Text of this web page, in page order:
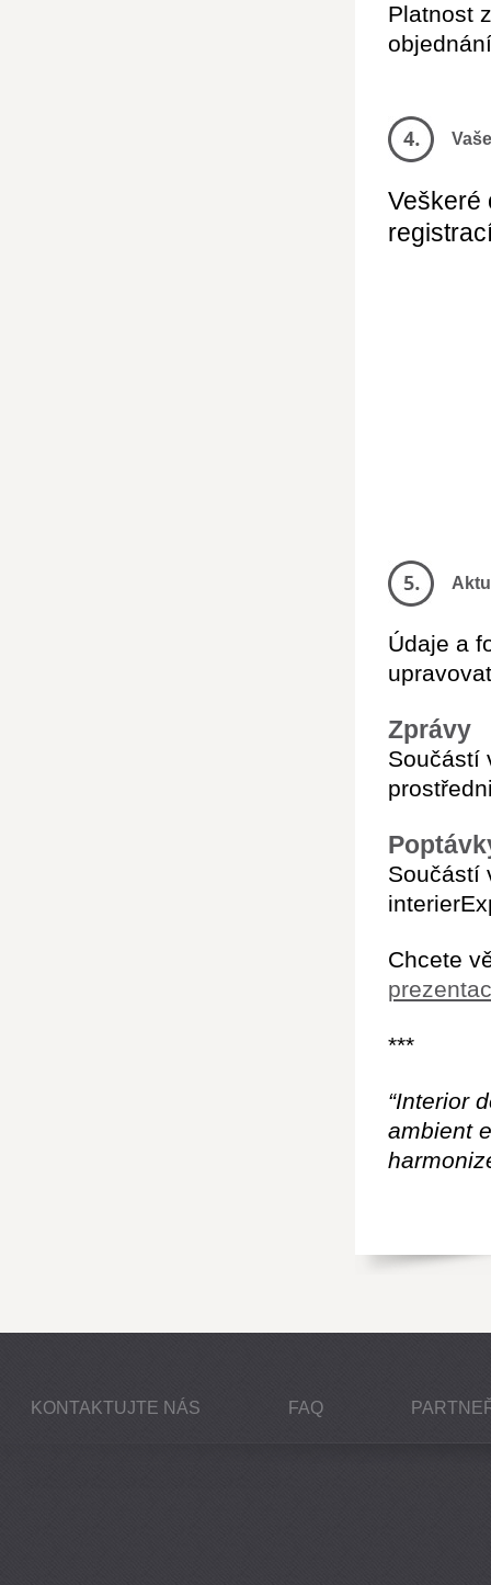
Platnost
Veškeré
Údaje a
Zprávy
Součástí
Součástí
Chcete
***
“Interior
ambient
KONTAKTUJTE NÁS FAQ